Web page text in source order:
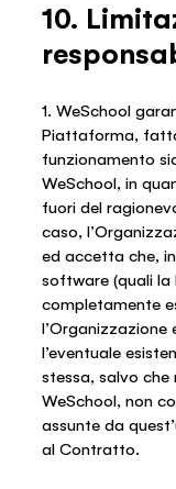
10.
1. WeSchool
Piattaforma,
funzionamento
WeSchool, in
fuori del
caso,
ed accetta che,
software (quali la
completamente
l’eventuale
stessa, salvo
WeSchool, non
assunte da
al Contratto.